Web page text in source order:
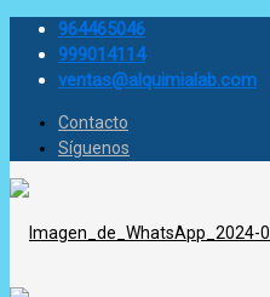
964465046
999014114
ventas@alquimialab.com
Contacto
Síguenos